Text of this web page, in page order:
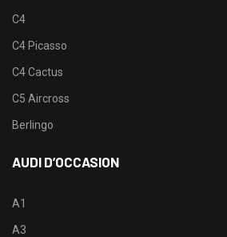
C4
C4 Picasso
C4 Cactus
C5 Aircross
Berlingo
AUDI D’OCCASION
A1
A3